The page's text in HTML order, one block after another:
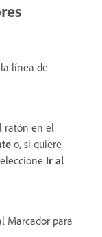
línea de
ratón en el
o, si quiere
Ir al
Marcador para